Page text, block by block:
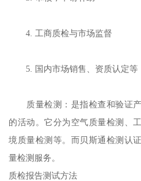
4. 工商质检与市场监督
5. 国内市场销售、资质认定等
质量检测：是指检查和验证产
的活动。它分为空气质量检测、
境质量检测等。而贝斯通检测认
量检测服务。
质检报告测试方法